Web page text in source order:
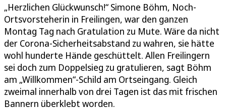
„Herzlichen Glückwunsch!“ Simone Böhm, Noch-
Ortsvorsteherin in Freilingen, war den ganzen
Montag Tag nach Gratulation zu Mute. Wäre da nicht
der Corona-Sicherheitsabstand zu wahren, sie hätte
wohl hunderte Hände geschüttelt. Allen Freilingern
sei doch zum Doppelsieg zu gratulieren, sagt Böhm
am „Willkommen“-Schild am Ortseingang. Gleich
zweimal innerhalb von drei Tagen ist das mit frischen
Bannern überklebt worden.